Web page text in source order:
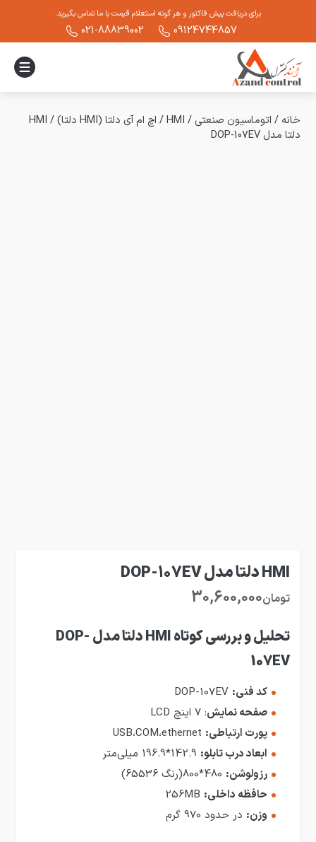
برای دریافت پیش فاکتور و هر گونه استعلام قیمت با ما تماس بگیرید.
09124744857
021-88839002
خانه / اتوماسیون صنعتی /
HMI
/ اچ ام آی دلتا (HMI دلتا) /
HMI
دلتا مدل DOP-107EV
HMI دلتا مدل DOP-107EV
تومان30,600,000
تحلیل
و بررسی کوتاه HMI دلتا مدل DOP-
107EV
کد فنی: DOP-107EV
صفحه نمایش: 7 اینچ LCD
پورت ارتباطی:
ابعاد درب تابلو:
رزولوشن:
حافظه داخلی:
وزن: در حدود 970 گرم